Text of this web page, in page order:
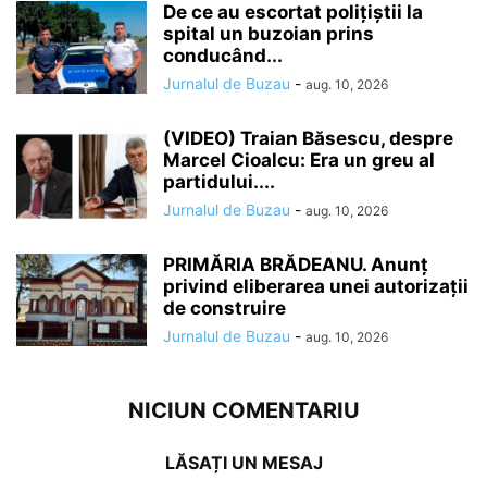
De ce au escortat polițiștii la
spital un buzoian prins
conducând...
Jurnalul de Buzau - aug. 10, 2026
(VIDEO) Traian Băsescu, despre
Marcel Cioalcu: Era un greu al
partidului....
Jurnalul de Buzau - aug. 10, 2026
PRIMĂRIA BRĂDEANU. Anunț
privind eliberarea unei autorizații
de construire
Jurnalul de Buzau - aug. 10, 2026
NICIUN COMENTARIU
LĂSAȚI UN MESAJ